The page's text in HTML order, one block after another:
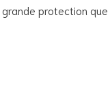
protection